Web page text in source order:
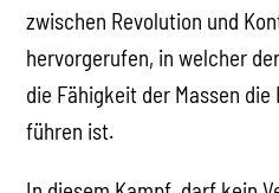
zwischen Revolution und
hervorgerufen, in welcher
die Fähigkeit der Massen die
führen ist.